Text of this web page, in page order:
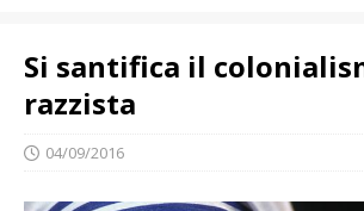
Si santifica il
razzista
04/09/2016